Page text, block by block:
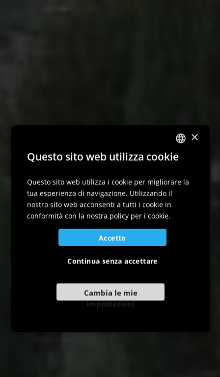
I Borghi più belli d'Italia in
Friuli Venezia Giulia
ENGLISH
GERMAN
SLOVENIAN
×
Questo sito web utilizza cookie
Questo sito web utilizza i cookie per migliorare la
tua esperienza di navigazione. Utilizzando il
nostro sito web acconsenti a tutti i cookie in
conformità con la nostra policy per i cookie.
Accetto
Continua senza accettare
Cambia le mie
impostazioni